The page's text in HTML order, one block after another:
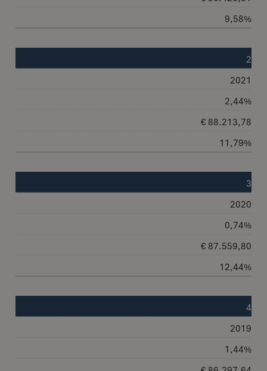
9,58%
2
2021
2,44%
€ 88.213,78
11,79%
3
2020
0,74%
€ 87.559,80
12,44%
4
2019
1,44%